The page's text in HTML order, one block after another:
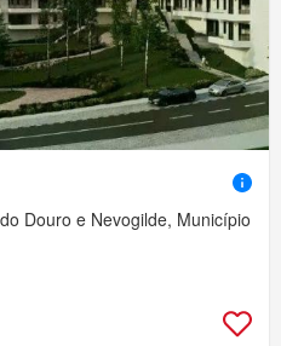
Douro e Nevogilde, Município